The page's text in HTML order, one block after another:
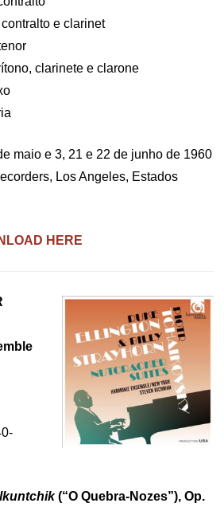
e clarinet
clarinete e clarone
maio e 3, 21 e 22 de junho de 1960
Los Angeles, Estados
HERE
(“O Quebra-Nozes”), Op.